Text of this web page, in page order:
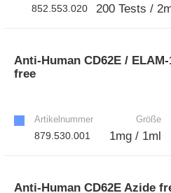
852.553.020 200 Tests /
Anti-Human CD62E /
free
Artikelnummer Größe
879.530.001 1mg / 1ml
Anti-Human CD62E Azide